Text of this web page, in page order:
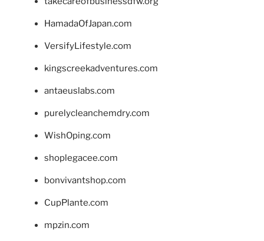
HamadaOfJapan.com
VersifyLifestyle.com
kingscreekadventures.com
antaeuslabs.com
purelycleanchemdry.com
WishOping.com
shoplegacee.com
bonvivantshop.com
CupPlante.com
mpzin.com